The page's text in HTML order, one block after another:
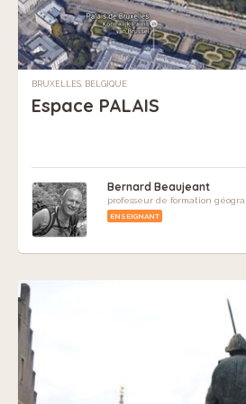
BRUXELLES, BELGIQUE
Espace PALAIS
Bernard Beaujeant
professeur de formation
ENSEIGNANT